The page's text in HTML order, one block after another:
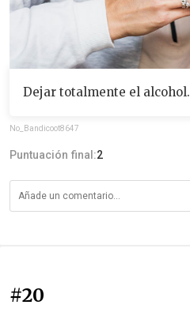
Dejar totalmente el alcohol.
No_Bandicoot8647
Puntuación final:2
#20